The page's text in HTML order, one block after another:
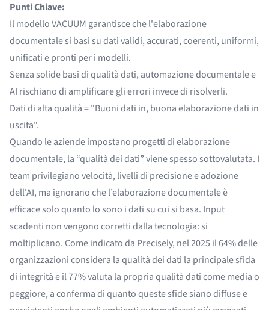
Punti Chiave:
Il modello VACUUM garantisce che l'elaborazione
documentale si basi su dati validi, accurati, coerenti, uniformi,
unificati e pronti per i modelli.
Senza solide basi di qualità dati, automazione documentale e
AI rischiano di amplificare gli errori invece di risolverli.
Dati di alta qualità = "Buoni dati in, buona elaborazione dati in
uscita".
Quando le aziende impostano progetti di elaborazione
documentale, la “qualità dei dati” viene spesso sottovalutata. I
team privilegiano velocità, livelli di precisione e adozione
dell'AI, ma ignorano che l’elaborazione documentale è
efficace solo quanto lo sono i dati su cui si basa. Input
scadenti non vengono corretti dalla tecnologia: si
moltiplicano. Come indicato da Precisely, nel 2025 il 64% delle
organizzazioni considera la qualità dei dati la principale sfida
di integrità e il 77% valuta la propria qualità dati come media o
peggiore, a conferma di quanto queste sfide siano diffuse e